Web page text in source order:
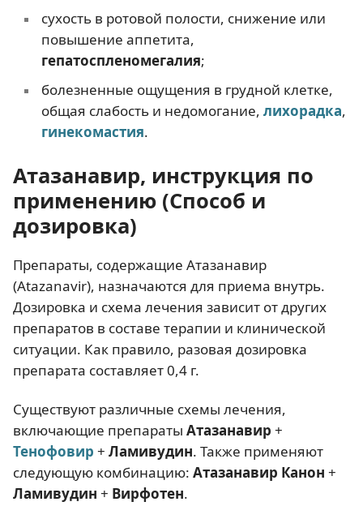
сухость в ротовой полости, снижение или
повышение аппетита,
гепатоспленомегалия;
болезненные ощущения в грудной клетке,
общая слабость и недомогание, лихорадка,
гинекомастия.
Атазанавир, инструкция по
применению (Способ и
дозировка)
Препараты, содержащие Атазанавир
(Atazanavir), назначаются для приема внутрь.
Дозировка и схема лечения зависит от других
препаратов в составе терапии и клинической
ситуации. Как правило, разовая дозировка
препарата составляет 0,4 г.
Существуют различные схемы лечения,
включающие препараты Атазанавир +
Тенофовир + Ламивудин. Также применяют
следующую комбинацию: Атазанавир Канон +
Ламивудин + Вирфотен.